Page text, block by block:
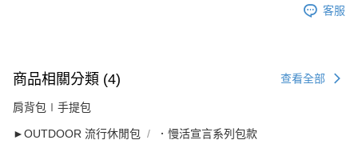
客服
商品相關分類 (4) 查看全部
肩背包∣手提包
►OUTDOOR 流行休閒包 ．慢活宣言系列包款